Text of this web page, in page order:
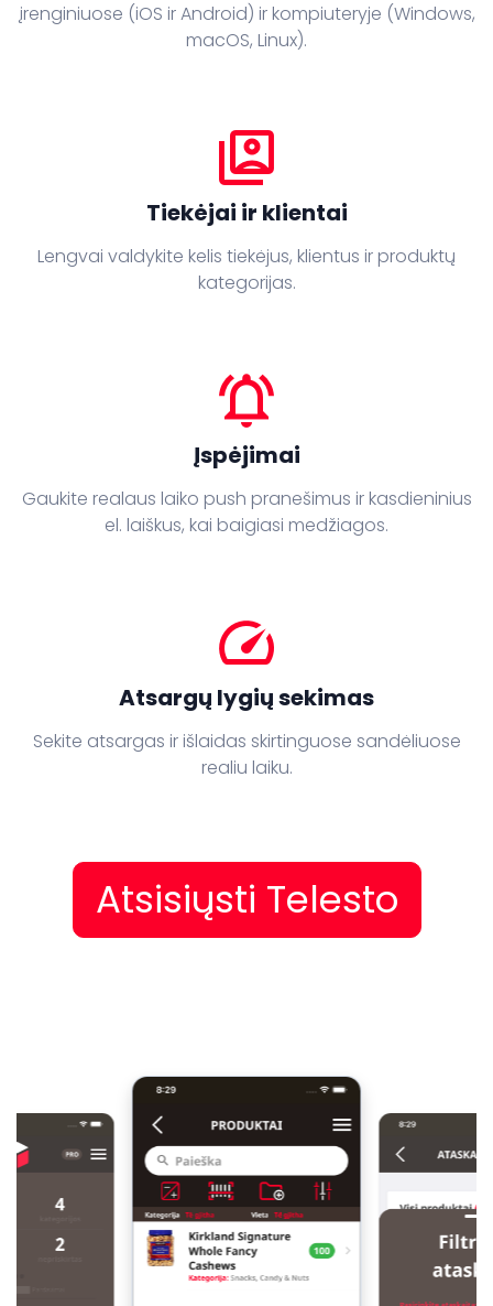
įrenginiuose (iOS ir Android) ir kompiuteryje (Windows,
macOS, Linux).
switch_account
Tiekėjai ir klientai
Lengvai valdykite kelis tiekėjus, klientus ir produktų
kategorijas.
notifications_active
Įspėjimai
Gaukite realaus laiko push pranešimus ir kasdieninius
el. laiškus, kai baigiasi medžiagos.
speed
Atsargų lygių sekimas
Sekite atsargas ir išlaidas skirtinguose sandėliuose
realiu laiku.
Atsisiųsti Telesto